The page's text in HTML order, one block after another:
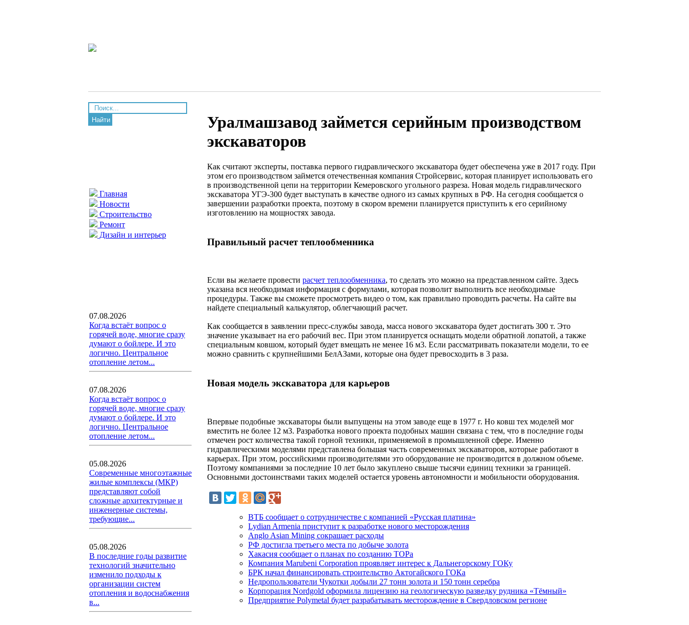
Найти
Главная
Новости
Строительство
Ремонт
Дизайн и интерьер
07.08.2026
Когда встаёт вопрос о
горячей воде, многие сразу
думают о бойлере. И это
логично. Центральное
отопление летом...
07.08.2026
Когда встаёт вопрос о
горячей воде, многие сразу
думают о бойлере. И это
логично. Центральное
отопление летом...
05.08.2026
Современные многоэтажные
жилые комплексы (МКР)
представляют собой
сложные архитектурные и
инженерные системы,
требующие...
05.08.2026
В последние годы развитие
технологий значительно
изменило подходы к
организации систем
отопления и водоснабжения
в...
Уралмашзавод займется серийным производством
экскаваторов
Как считают эксперты, поставка первого гидравлического экскаватора будет обеспечена уже в 2017 году. При
этом его производством займется отечественная компания Стройсервис, которая планирует использовать его
в производственной цепи на территории Кемеровского угольного разреза. Новая модель гидравлического
экскаватора УГЭ-300 будет выступать в качестве одного из самых крупных в РФ. На сегодня сообщается о
завершении разработки проекта, поэтому в скором времени планируется приступить к его серийному
изготовлению на мощностях завода.
Правильный расчет теплообменника
Если вы желаете провести расчет теплообменника, то сделать это можно на представленном сайте. Здесь
указана вся необходимая информация с формулами, которая позволит выполнить все необходимые
процедуры. Также вы сможете просмотреть видео о том, как правильно проводить расчеты. На сайте вы
найдете специальный калькулятор, облегчающий расчет.
Как сообщается в заявлении пресс-службы завода, масса нового экскаватора будет достигать 300 т. Это
значение указывает на его рабочий вес. При этом планируется оснащать модели обратной лопатой, а также
специальным ковшом, который будет вмещать не менее 16 м3. Если рассматривать показатели модели, то ее
можно сравнить с крупнейшими БелАЗами, которые она будет превосходить в 3 раза.
Новая модель экскаватора для карьеров
Впервые подобные экскаваторы были выпущены на этом заводе еще в 1977 г. Но ковш тех моделей мог
вместить не более 12 м3. Разработка нового проекта подобных машин связана с тем, что в последние годы
отмечен рост количества такой горной техники, применяемой в промышленной сфере. Именно
гидравлическими моделями представлена большая часть современных экскаваторов, которые работают в
карьерах. При этом, российскими производителями это оборудование не производится в должном объеме.
Поэтому компаниями за последние 10 лет было закуплено свыше тысячи единиц техники за границей.
Основными достоинствами таких моделей остается уровень автономности и мобильности оборудования.
ВТБ сообщает о сотрудничестве с компанией «Русская платина»
Lydian Armeniа приступит к разработке нового месторождения
Anglo Asian Mining сокращает расходы
РФ достигла третьего места по добыче золота
Хакасия сообщает о планах по созданию ТОРа
Компания Marubeni Corporation проявляет интерес к Дальнегорскому ГОКу
БРК начал финансировать строительство Актогайского ГОКа
Недропользователи Чукотки добыли 27 тонн золота и 150 тонн серебра
Корпорация Nordgold оформила лицензию на геологическую разведку рудника «Тёмный»
Предприятие Polymetal будет разрабатывать месторождение в Свердловском регионе